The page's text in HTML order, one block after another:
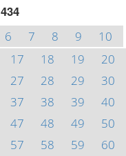
434
6 7 8 9
10
17 18 19
20
27 28 29
30
37 38 39
40
47 48 49
50
57 58 59
60